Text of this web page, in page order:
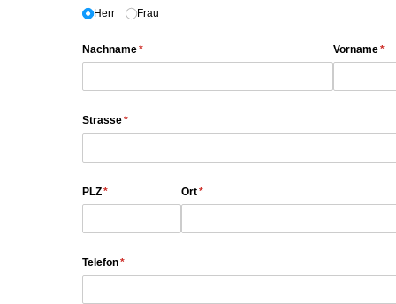
Herr
Frau
Nachname*
(erforderlich) Vorname*
Strasse*
(erforderlich)
PLZ*
(erforderlich) Ort*
(erforderlich)
Telefon*
(erforderlich)